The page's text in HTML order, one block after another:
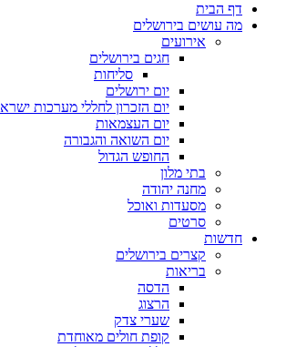
דף הבית
מה עושים בירושלים
אירועים
חגים בירושלים
סליחות
יום ירושלים
יום הזכרון לחללי מערכות ישראל
יום העצמאות
יום השואה והגבורה
החופש הגדול
בתי מלון
מחנה יהודה
מסעדות ואוכל
סרטים
חדשות
קצרים בירושלים
בריאות
הדסה
הרצוג
שערי צדק
קופת חולים מאוחדת